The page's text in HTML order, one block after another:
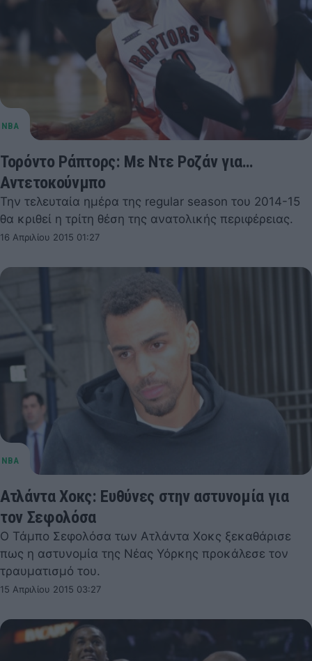
Τορόντο Ράπτορς: Με Ντε Ροζάν για…
Αντετοκούνμπο
Την τελευταία ημέρα της regular season του 2014-15
θα κριθεί η τρίτη θέση της ανατολικής περιφέρειας.
16 Απριλίου 2015 01:27
Ατλάντα Χοκς: Ευθύνες στην αστυνομία για
τον Σεφολόσα
Ο Τάμπο Σεφολόσα των Ατλάντα Χοκς ξεκαθάρισε
πως η αστυνομία της Νέας Υόρκης προκάλεσε τον
τραυματισμό του.
15 Απριλίου 2015 03:27